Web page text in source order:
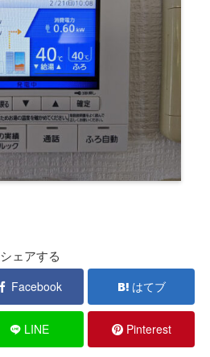
シェアする
Facebook はてブ
LINE Pinterest